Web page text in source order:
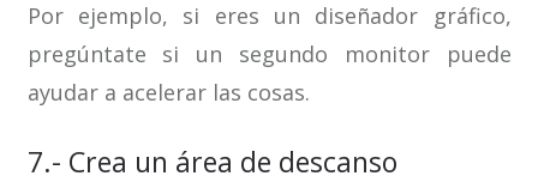
Por ejemplo, si eres un diseñador gráfico,
pregúntate si un segundo monitor puede
ayudar a acelerar las cosas.
7.- Crea un área de descanso